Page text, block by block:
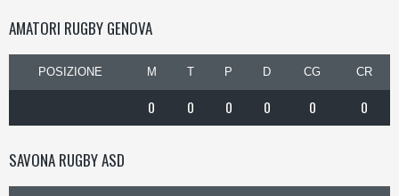
AMATORI RUGBY GENOVA
POSIZIONE M T P D CG CR
0 0 0 0 0 0
SAVONA RUGBY ASD